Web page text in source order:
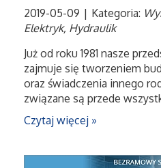
Salony,
2019-05-09 | Kategoria:
Elektryk, Hydraulik
Już od roku 1981 nasze
zajmuje się tworzeniem
oraz świadczenia innego
związane są przede
Czytaj więcej »